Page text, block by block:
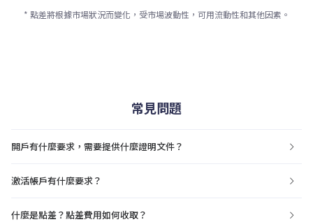
* 點差將根據市場狀況而變化，受市場波動性，可用流動性和其他因素。
常見問題
開戶有什麼要求，需要提供什麼證明文件？
激活帳戶有什麼要求？
什麼是點差？點差費用如何收取？